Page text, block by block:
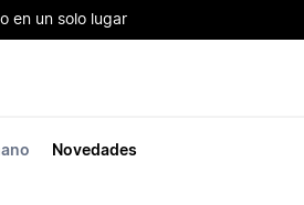
en un solo lugar
Novedades